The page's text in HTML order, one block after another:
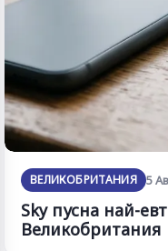
ВЕЛИКОБРИТАНИЯ 5
Sky пусна най-
Великобритания